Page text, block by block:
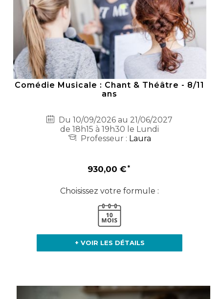
Comédie Musicale : Chant & Théâtre - 8/11
ans
Du 10/09/2026 au 21/06/2027
de 18h15 à 19h30 le Lundi
Professeur : Laura
930,00 €
Choisissez votre formule :
+ VOIR LES DÉTAILS